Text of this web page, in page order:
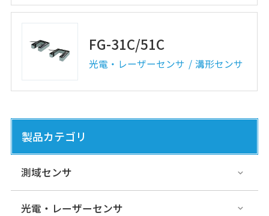
FG-31C/51C
光電・レーザーセンサ 溝形センサ
製品カテゴリ
測域センサ
光電・レーザーセンサ